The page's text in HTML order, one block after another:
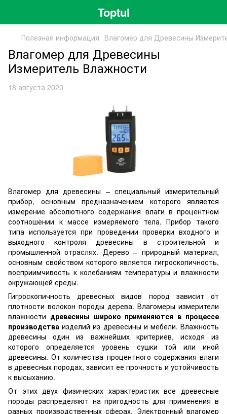
Toptul
Полезная информация Влагомер для Древесины
Влагомер для Древесины
Измеритель Влажности
18 августа 2020
Влагомер для древесины – специальный измерительный
прибор, основным предназначением которого является
измерение абсолютного содержания влаги в процентном
соотношении к массе измеряемого тела. Прибор такого
типа используется при проведении проверки входного и
выходного контроля древесины в строительной и
промышленной отраслях. Дерево – природный материал,
основным свойством которого является гигроскопичность,
восприимчивость к колебаниям температуры и влажности
окружающей среды.
Гигроскопичность древесных видов пород зависит от
плотности волокон породы дерева. Влагомеры измерители
влажности древесины широко применяются в процессе
производства изделий из древесины и мебели. Влажность
древесины один из важнейших критериев, исходя из
которого определяется уровень сушки той или иной
древесины. От количества процентного содержания влаги
в древесных породах, зависит ее прочность и устойчивость
к высыханию.
От этих двух физических характеристик все древесные
породы распределяют на пригодность для применения в
разных производственных сферах. Электронный влагомер